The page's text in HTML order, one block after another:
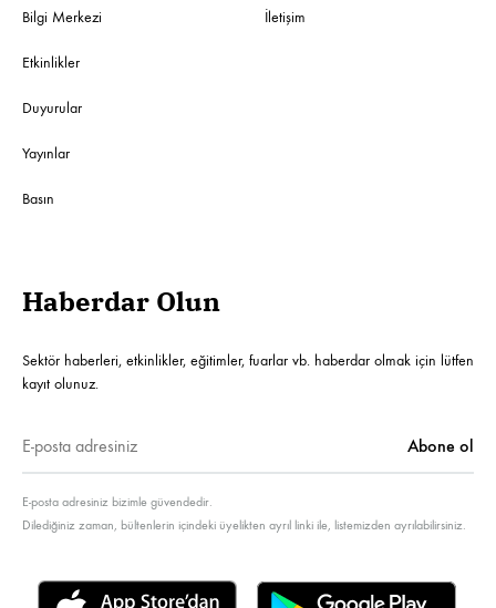
Bilgi Merkezi
Etkinlikler
Duyurular
Yayınlar
Basın
İletişim
Haberdar Olun
Sektör haberleri, etkinlikler, eğitimler, fuarlar vb. haberdar olmak için lütfen
kayıt olunuz.
E-posta adresiniz bizimle güvendedir.
Dilediğiniz zaman, bültenlerin içindeki üyelikten ayrıl linki ile, listemizden ayrılabilirsiniz.